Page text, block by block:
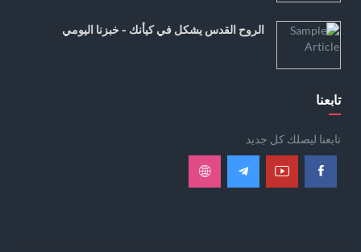
الروح القدس يشكل في كيأنك - خبزنا اليومي
تابعنا
تابعنا ليصلك كل جديد